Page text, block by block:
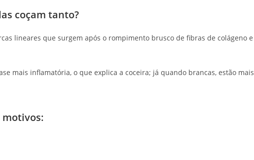
coçam tanto?
lineares que surgem após o rompimento brusco de fibras de colágeno e
mais inflamatória, o que explica a coceira; já quando brancas, estão mais
motivos: